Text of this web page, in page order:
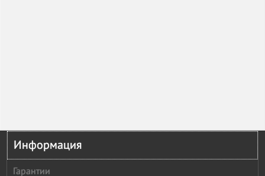
Информация
Гарантии